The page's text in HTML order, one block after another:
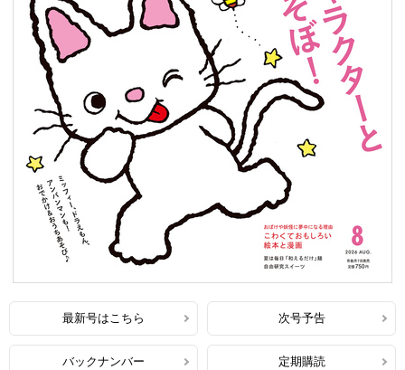
最新号はこちら 次号予告
バックナンバー 定期購読